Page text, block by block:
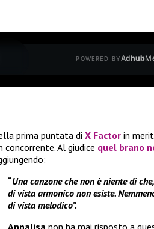
POWERED BYAdhub
prima puntata di X Factor in
Al giudice quel brano
“Una canzone che non è niente di
di vista armonico non esiste.
di vista melodico”.